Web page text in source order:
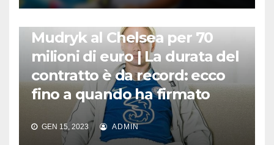
Mudryk al Chelsea per 70
milioni di euro | La durata del
contratto è da record: ecco
fino a quando ha firmato
GEN 15, 2023 ADMIN